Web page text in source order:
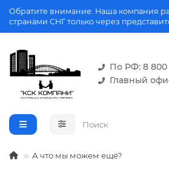
Обратите внимание. Наша компания
странами СНГ только через
По РФ: 8 800
Главный
А что мы можем ещё?